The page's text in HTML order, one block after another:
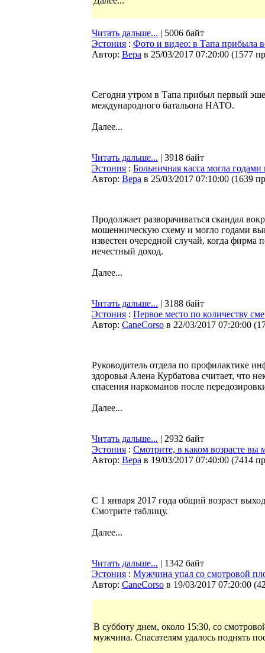
Читать дальше... | 5006 байт
Эстония : Фото и видео: в Тапа прибыла
Автор: Bepa в 25/03/2017 07:20:00 (1577
Сегодня утром в Тапа прибыл первый
международного батальона НАТО.
Далее...
Читать дальше... | 3918 байт
Эстония : Больничная касса могла
Автор: Bepa в 25/03/2017 07:10:00 (1639
Продолжает разворачиваться скандал
мошенническую схему и могло годами
известен очередной случай, когда
нечестный доход.
Далее...
Читать дальше... | 3188 байт
Эстония : Первое место по количеству
Автор: CaneCorso в 22/03/2017 07:20:00 (
Руководитель отдела по профилактике
здоровья Алена Курбатова считает, что
спасения наркоманов после
Далее...
Читать дальше... | 2932 байт
Эстония : Смотрите, в каком возрасте вы
Автор: Bepa в 19/03/2017 07:40:00 (7414
С 1 января 2017 года общий возраст
Смотрите таблицу.
Далее...
Читать дальше... | 1342 байт
Эстония : Мужчина упал со смотровой
Автор: CaneCorso в 19/03/2017 07:20:00 (
В субботу днем, около 15:30, со
мужчина. Спасателям удалось поднять